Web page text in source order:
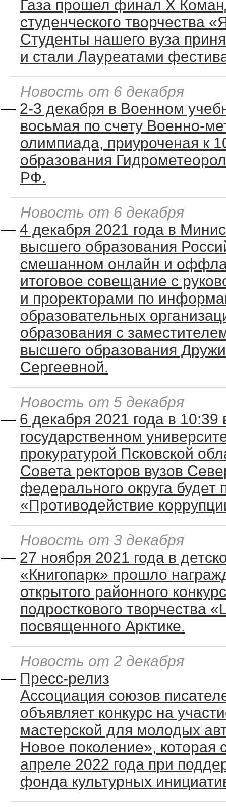
Газа прошел финал X
студенческого
Студенты нашего вуза
и стали Лауреатами
Новость от 6 декабря
— 2-3 декабря в Военном
восьмая по счету Военно-
олимпиада, приуроченая к
образования
РФ.
Новость от 6 декабря
— 4 декабря 2021 года в
высшего образования
смешанном онлайн и
итоговое совещание с
и проректорами по
образовательных
образования с
высшего образования
Сергеевной.
Новость от 5 декабря
— 6 декабря 2021 года в 10:39
государственном
прокуратурой Псковской
Совета ректоров вузов
федерального округа будет
«Противодействие
Новость от 3 декабря
— 27 ноября 2021 года в
«Книгопарк» прошло
открытого районного
подросткового творчества
посвященного Арктике.
Новость от 2 декабря
— Пресс-релиз
Ассоциация союзов
объявляет конкурс на
мастерской для молодых
Новое поколение», которая
апреле 2022 года при
фонда культурных